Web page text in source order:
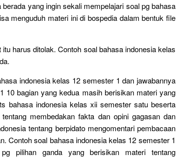
yang ingin sekali mempelajari soal pg bahasa
menguduh materi ini di bospedia dalam bentuk file
harus ditolak. Contoh soal bahasa indonesia kelas
indonesia kelas 12 semester 1 dan jawabannya
10 bagian yang kedua masih berisikan materi yang
bahasa indonesia kelas xii semester satu beserta
membedakan fakta dan opini gagasan dan
tentang berpidato mengomentari pembacaan
Contoh soal bahasa indonesia kelas 12 semester 1
pilihan ganda yang berisikan materi tentang